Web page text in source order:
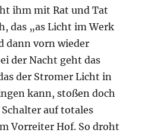
ihm mit Rat und Tat
das „as Licht im Werk
dann vorn wieder
der Nacht geht das
der Stromer Licht in
kann, stoßen doch
auf totales
Vorreiter Hof. So droht